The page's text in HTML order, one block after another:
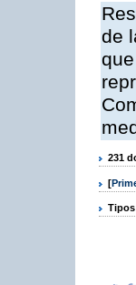
de
231
[